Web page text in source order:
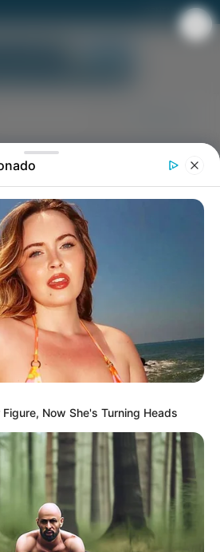
CONTACTO
en Roldán y
a una
y
falsa
realizó en la mañana de
la Policía de
(PDI)